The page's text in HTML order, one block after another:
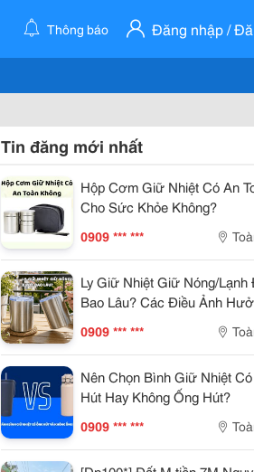
Thông báo Đăng nhập /
Tin đăng mới nhất
Hộp Cơm Giữ Nhiệt Có An
Cho Sức Khỏe Không?
0909 *** ***
Ly Giữ Nhiệt Giữ Nóng/
Bao Lâu? Các Điều Ảnh
0909 *** ***
Nên Chọn Bình Giữ Nhiệt
Hút Hay Không Ống Hút?
0909 *** ***